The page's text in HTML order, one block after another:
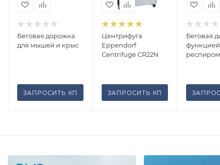
Беговая дорожка
для мышей и крыс
ЗАПРОСИТЬ КП
Центрифуга
Eppendorf
Centrifuge CR22N
ЗАПРОСИТЬ КП
Беговая
функцией